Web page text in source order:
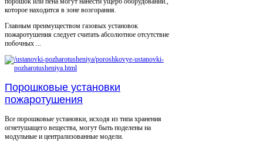
которое находится в зоне возгорания.
Главным преимуществом газовых установок
пожаротушения следует считать абсолютное отсутствие
побочных ...
Порошковые установки
пожаротушения
Все порошковые установки, исходя из типа хранения
огнетушащего вещества, могут быть поделены на
модульные и централизованные модели.